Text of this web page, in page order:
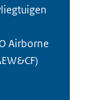
Airborne